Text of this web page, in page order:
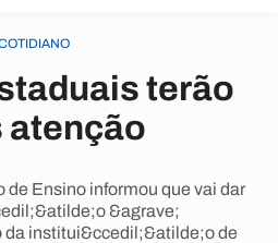
terão
atenção
Ensino informou que vai dar
&agrave;
institui&ccedil;&atilde;o de